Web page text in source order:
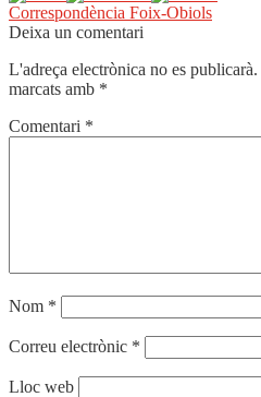
Navegació
d'entrades
Entrada
anterior:
Correspondència Foix-Obiols
Deixa un comentari
L'adreça electrònica no es publicarà.
marcats amb *
Comentari *
Nom *
Correu electrònic *
Lloc web